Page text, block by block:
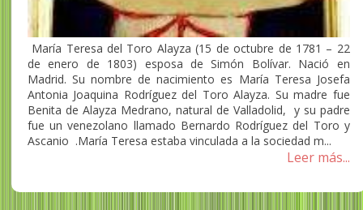
María Teresa del Toro Alayza (15 de octubre de 1781 – 22
de enero de 1803) esposa de Simón Bolívar. Nació en
Madrid. Su nombre de nacimiento es María Teresa Josefa
Antonia Joaquina Rodríguez del Toro Alayza. Su madre fue
Benita de Alayza Medrano, natural de Valladolid, y su padre
fue un venezolano llamado Bernardo Rodríguez del Toro y
Ascanio .María Teresa estaba vinculada a la sociedad m...
Leer más...